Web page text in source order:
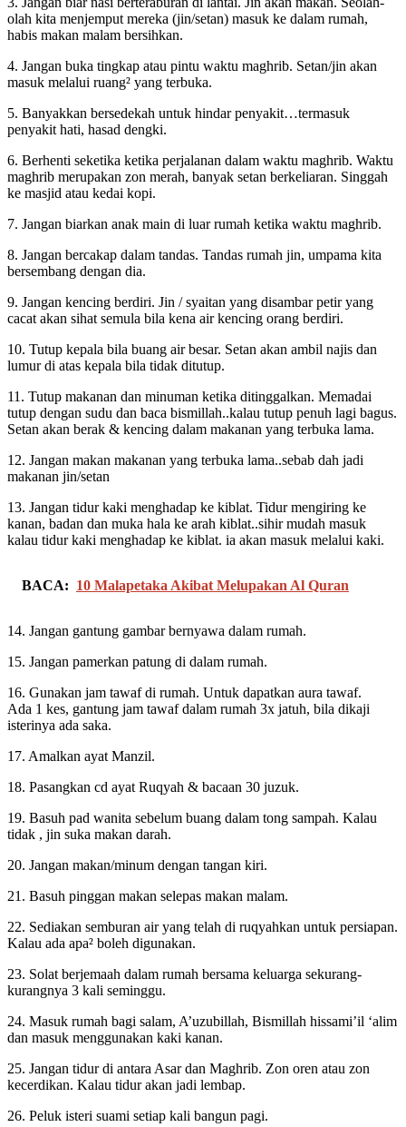
olah kita menjemput mereka (jin/setan) masuk ke dalam rumah,
habis makan malam bersihkan.
4. Jangan buka tingkap atau pintu waktu maghrib. Setan/jin akan
masuk melalui ruang² yang terbuka.
5. Banyakkan bersedekah untuk hindar penyakit…termasuk
penyakit hati, hasad dengki.
6. Berhenti seketika ketika perjalanan dalam waktu maghrib. Waktu
maghrib merupakan zon merah, banyak setan berkeliaran. Singgah
ke masjid atau kedai kopi.
7. Jangan biarkan anak main di luar rumah ketika waktu maghrib.
8. Jangan bercakap dalam tandas. Tandas rumah jin, umpama kita
bersembang dengan dia.
9. Jangan kencing berdiri. Jin / syaitan yang disambar petir yang
cacat akan sihat semula bila kena air kencing orang berdiri.
10. Tutup kepala bila buang air besar. Setan akan ambil najis dan
lumur di atas kepala bila tidak ditutup.
11. Tutup makanan dan minuman ketika ditinggalkan. Memadai
tutup dengan sudu dan baca bismillah..kalau tutup penuh lagi bagus.
Setan akan berak & kencing dalam makanan yang terbuka lama.
12. Jangan makan makanan yang terbuka lama..sebab dah jadi
makanan jin/setan
13. Jangan tidur kaki menghadap ke kiblat. Tidur mengiring ke
kanan, badan dan muka hala ke arah kiblat..sihir mudah masuk
kalau tidur kaki menghadap ke kiblat. ia akan masuk melalui kaki.
BACA: 10 Malapetaka Akibat Melupakan Al Quran
14. Jangan gantung gambar bernyawa dalam rumah.
15. Jangan pamerkan patung di dalam rumah.
16. Gunakan jam tawaf di rumah. Untuk dapatkan aura tawaf.
Ada 1 kes, gantung jam tawaf dalam rumah 3x jatuh, bila dikaji
isterinya ada saka.
17. Amalkan ayat Manzil.
18. Pasangkan cd ayat Ruqyah & bacaan 30 juzuk.
19. Basuh pad wanita sebelum buang dalam tong sampah. Kalau
tidak , jin suka makan darah.
20. Jangan makan/minum dengan tangan kiri.
21. Basuh pinggan makan selepas makan malam.
22. Sediakan semburan air yang telah di ruqyahkan untuk persiapan.
Kalau ada apa² boleh digunakan.
23. Solat berjemaah dalam rumah bersama keluarga sekurang-
kurangnya 3 kali seminggu.
24. Masuk rumah bagi salam, A’uzubillah, Bismillah hissami’il ‘alim
dan masuk menggunakan kaki kanan.
25. Jangan tidur di antara Asar dan Maghrib. Zon oren atau zon
kecerdikan. Kalau tidur akan jadi lembap.
26. Peluk isteri suami setiap kali bangun pagi.